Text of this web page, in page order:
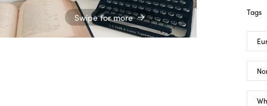
Swipe for more Tags